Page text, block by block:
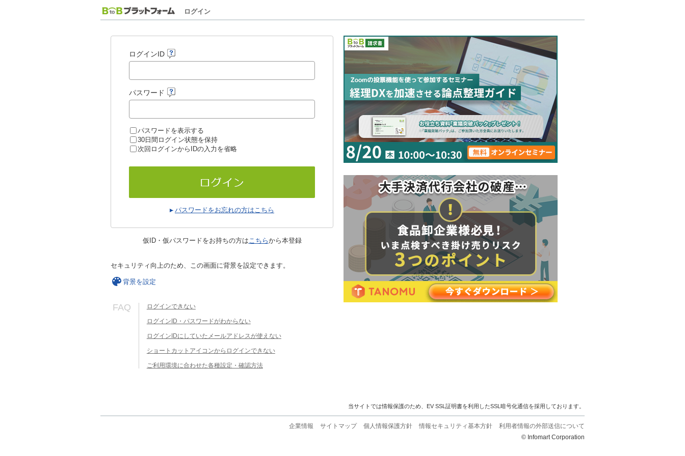
ログイン
ログインID
パスワード
パスワードを表示する
30日間ログイン状態を保持
次回ログインからIDの入力を省略
パスワードをお忘れの方はこちら
仮ID・仮パスワードをお持ちの方はこちらから本登録
セキュリティ向上のため、この画面に背景を設定できます。
背景を設定
FAQ ログインできない
ログインID・パスワードがわからない
ログインIDにしていたメールアドレスが使えない
ショートカットアイコンからログインできない
ご利用環境に合わせた各種設定・確認方法
当サイトでは情報保護のため、EV SSL証明書を利用したSSL暗号化通信を採用しております。
企業情報 サイトマップ 個人情報保護方針 情報セキュリティ基本方針
利用者情報の外部送信について
© Infomart Corporation